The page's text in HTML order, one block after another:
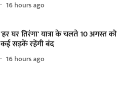
16 hours ago
'हर घर तिरंगा' यात्रा के चलते 10 अगस्त को
कई सड़कें रहेंगी बंद
16 hours ago